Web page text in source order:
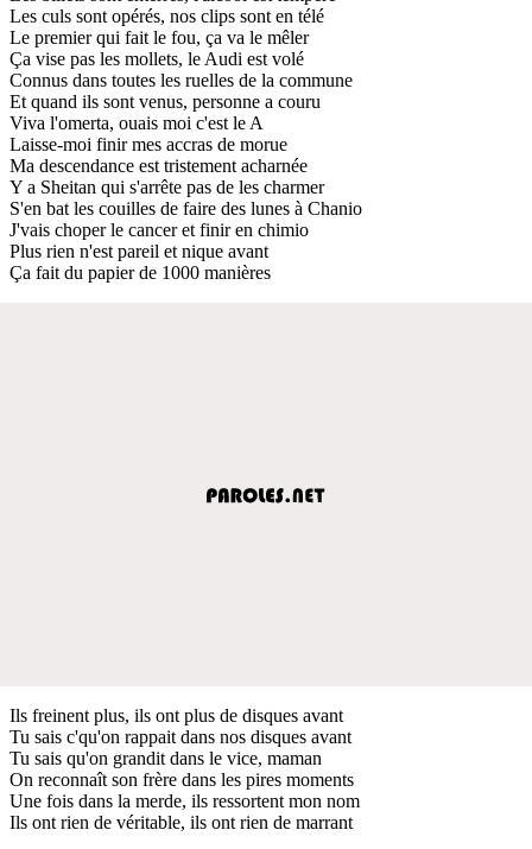
Les culs sont opérés, nos clips sont en télé
Le premier qui fait le fou, ça va le mêler
Ça vise pas les mollets, le Audi est volé
Connus dans toutes les ruelles de la commune
Et quand ils sont venus, personne a couru
Viva l'omerta, ouais moi c'est le A
Laisse-moi finir mes accras de morue
Ma descendance est tristement acharnée
Y a Sheitan qui s'arrête pas de les charmer
S'en bat les couilles de faire des lunes à Chanio
J'vais choper le cancer et finir en chimio
Plus rien n'est pareil et nique avant
Ça fait du papier de 1000 manières
Ils freinent plus, ils ont plus de disques avant
Tu sais c'qu'on rappait dans nos disques avant
Tu sais qu'on grandit dans le vice, maman
On reconnaît son frère dans les pires moments
Une fois dans la merde, ils ressortent mon nom
Ils ont rien de véritable, ils ont rien de marrant